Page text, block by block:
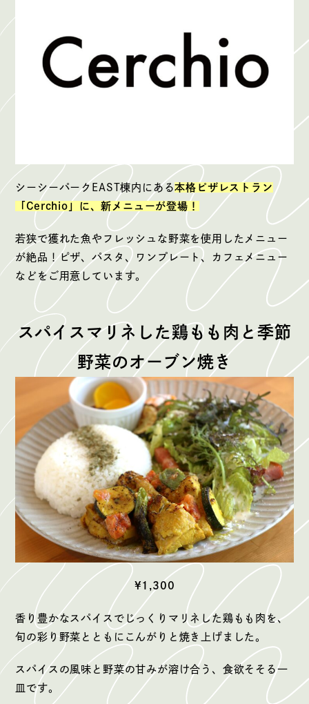
シーシーパークEAST棟内にある本格ピザレストラン
「Cerchio」に、新メニューが登場！
若狭で獲れた魚やフレッシュな野菜を使用したメニュー
が絶品！ピザ、パスタ、ワンプレート、カフェメニュー
などをご用意しています。
スパイスマリネした鶏もも肉と季節
野菜のオーブン焼き
¥1,300
香り豊かなスパイスでじっくりマリネした鶏もも肉を、
旬の彩り野菜とともにこんがりと焼き上げました。
スパイスの風味と野菜の甘みが溶け合う、食欲そそる一
皿です。